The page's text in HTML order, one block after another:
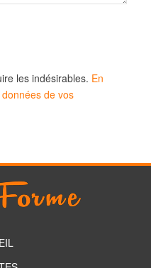
les indésirables. En
de vos